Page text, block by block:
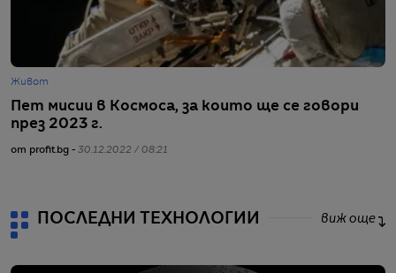
Живот
Пет мисии в Космоса, за които ще се говори
през 2023 г.
от profit.bg - 30.12.2022 / 08:21
ПОСЛЕДНИ ТЕХНОЛОГИИ виж още